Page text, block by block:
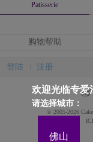
Patisserie
欢迎光临专爱
请选择城市：
佛山
购物帮助
登陆 注册
© 2005-2026